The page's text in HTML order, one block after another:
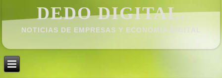
DEDO DIGITAL.
NOTICIAS DE EMPRESAS Y ECONOMÍ­A DIGITAL